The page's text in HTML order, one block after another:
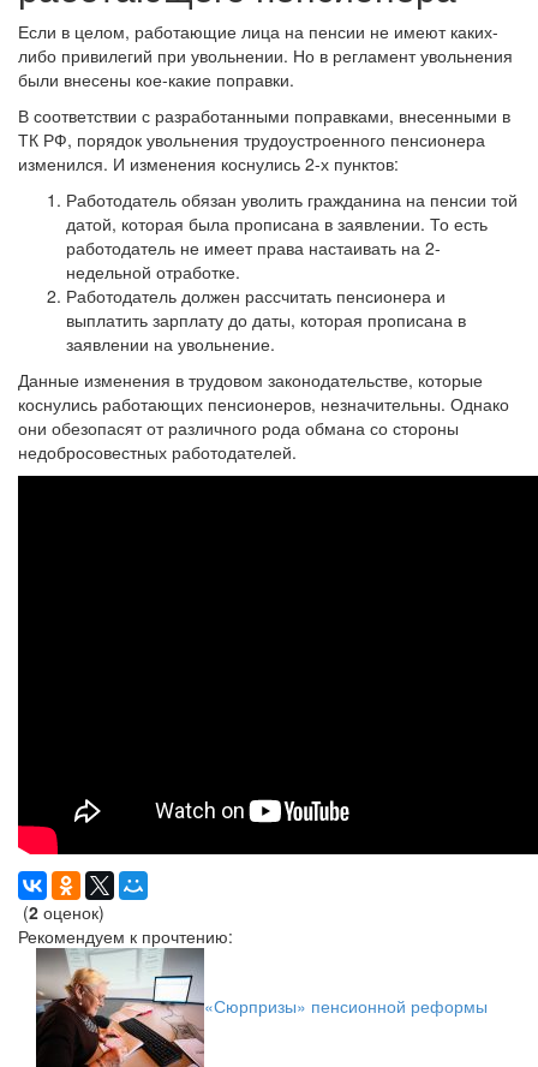
Если в целом, работающие лица на пенсии не имеют каких-
либо привилегий при увольнении. Но в регламент увольнения
были внесены кое-какие поправки.
В соответствии с разработанными поправками, внесенными в
ТК РФ, порядок увольнения трудоустроенного пенсионера
изменился. И изменения коснулись 2-х пунктов:
Работодатель обязан уволить гражданина на пенсии той
датой, которая была прописана в заявлении. То есть
работодатель не имеет права настаивать на 2-
недельной отработке.
Работодатель должен рассчитать пенсионера и
выплатить зарплату до даты, которая прописана в
заявлении на увольнение.
Данные изменения в трудовом законодательстве, которые
коснулись работающих пенсионеров, незначительны. Однако
они обезопасят от различного рода обмана со стороны
недобросовестных работодателей.
(2 оценок)
Рекомендуем к прочтению:
«Сюрпризы» пенсионной реформы